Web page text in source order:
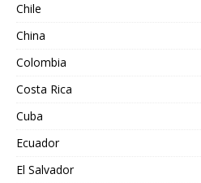
Chile
China
Colombia
Costa Rica
Cuba
Ecuador
El Salvador